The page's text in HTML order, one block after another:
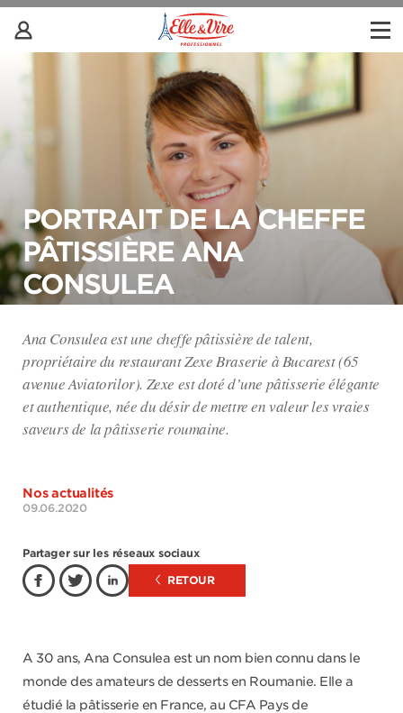
PORTRAIT DE LA CHEFFE
PÂTISSIÈRE ANA
CONSULEA
Ana Consulea est une cheffe pâtissière de talent,
propriétaire du restaurant Zexe Braserie à Bucarest (65
avenue Aviatorilor). Zexe est doté d’une pâtisserie élégante
et authentique, née du désir de mettre en valeur les vraies
saveurs de la pâtisserie roumaine.
Nos actualités
09.06.2020
Partager sur les réseaux sociaux
RETOUR
A 30 ans, Ana Consulea est un nom bien connu dans le
monde des amateurs de desserts en Roumanie. Elle a
étudié la pâtisserie en France, au CFA Pays de